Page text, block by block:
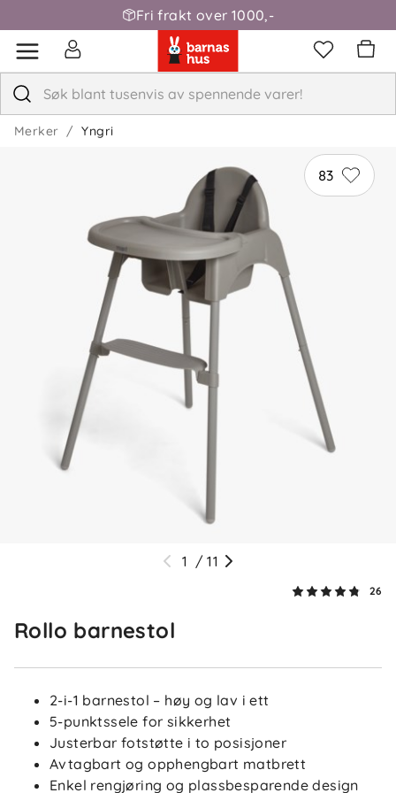
Fri frakt over 1000,-
Merker Yngri
83
1 / 11
26
Rollo barnestol
2-i-1 barnestol – høy og lav i ett
5-punktssele for sikkerhet
Justerbar fotstøtte i to posisjoner
Avtagbart og opphengbart matbrett
Enkel rengjøring og plassbesparende design
TN Tania N Bekreftet kjøper
1 måned siden
Det er greit ... men fotstøtten er ikke så fleksibel, den er
bare justerbar i to design som ikke passer barn opptil 6
Cecilia Bekreftet kjøper
2 måneder siden
Veldig fint med seler
Nora
Så hyggelig å høre at spisestolen falt i smak! 😊
Tusen takk for den fine tilbakemeldingen. ✨
Veldig god barnestol. Liker at denne har fotstøtte og
det er mulig å ta av halve bena slik den blir lavere.
MØ Margit Ø